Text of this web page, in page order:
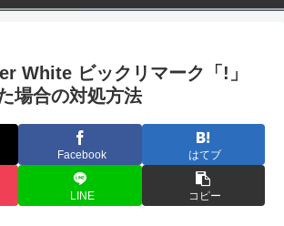
White ビックリマーク「!」
場合の対処方法
Facebook はてブ
LINE コピー